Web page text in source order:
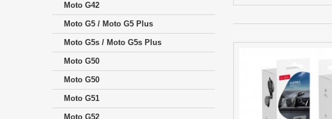
Moto G42
Moto G5 / Moto G5 Plus
Moto G5s / Moto G5s Plus
Moto G50
Moto G50
Moto G51
Moto G52